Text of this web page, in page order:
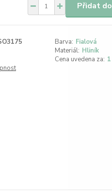
Přidat
Barva: Fialová
Materiál: Hliník
Cena uvedena za: